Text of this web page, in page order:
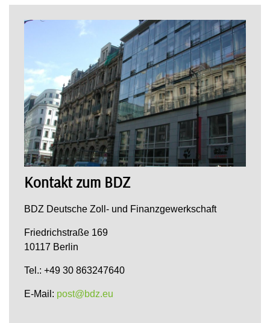
Kontakt zum BDZ
BDZ Deutsche Zoll- und Finanzgewerkschaft
Friedrichstraße 169
10117 Berlin
Tel.: +49 30 863247640
E-Mail: post@bdz.eu